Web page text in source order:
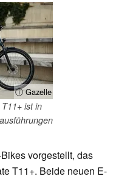
ⓘ Gazelle
ist in
vorgestellt, das
T11+. Beide neuen E-